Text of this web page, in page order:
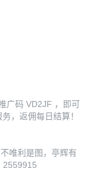
广码VD2JF ，即可
，返佣每日结算！
唯利是图，亭辉有
2559915